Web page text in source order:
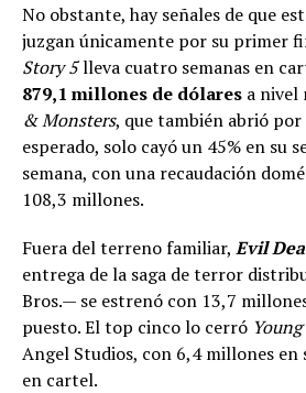
No obstante, hay señales de que
juzgan únicamente por su primer
Story 5lleva cuatro semanas en
879,1 millones de dólares a nivel
& Monsters, que también abrió por
esperado, solo cayó un 45% en su
semana, con una recaudación
108,3 millones.
Fuera del terreno familiar, Evil
entrega de la saga de terror
Bros.— se estrenó con 13,7
puesto. El top cinco lo cerró
Angel Studios, con 6,4 millones en
en cartel.